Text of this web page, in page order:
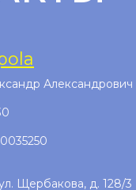
Александрович
Щербакова, д. 128/3